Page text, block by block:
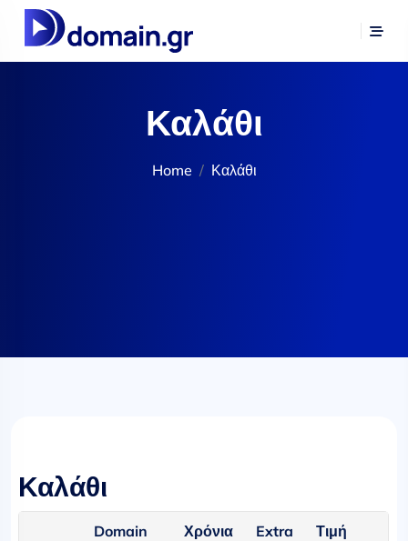
Καλάθι
Home Καλάθι
Καλάθι
Domain Χρόνια Extra Τιμή